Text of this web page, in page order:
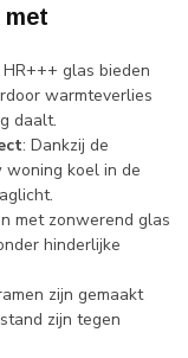
met
glas bieden
warmteverlies
daalt.
: Dankzij de
koel in de
met zonwerend glas
hinderlijke
zijn gemaakt
zijn tegen